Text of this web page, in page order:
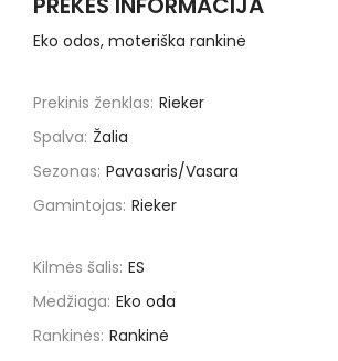
Eko odos, moteriška rankinė
Prekinis ženklas: Rieker
Spalva: Žalia
Sezonas: Pavasaris/Vasara
Gamintojas: Rieker
Kilmės šalis: ES
Medžiaga: Eko oda
Rankinės: Rankinė